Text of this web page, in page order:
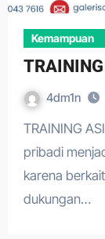
Kemampuan
4dm1n
TRAINING ASISTEN PRIBADI Deskripsi Peran asisten
pribadi
karena
dukungan…